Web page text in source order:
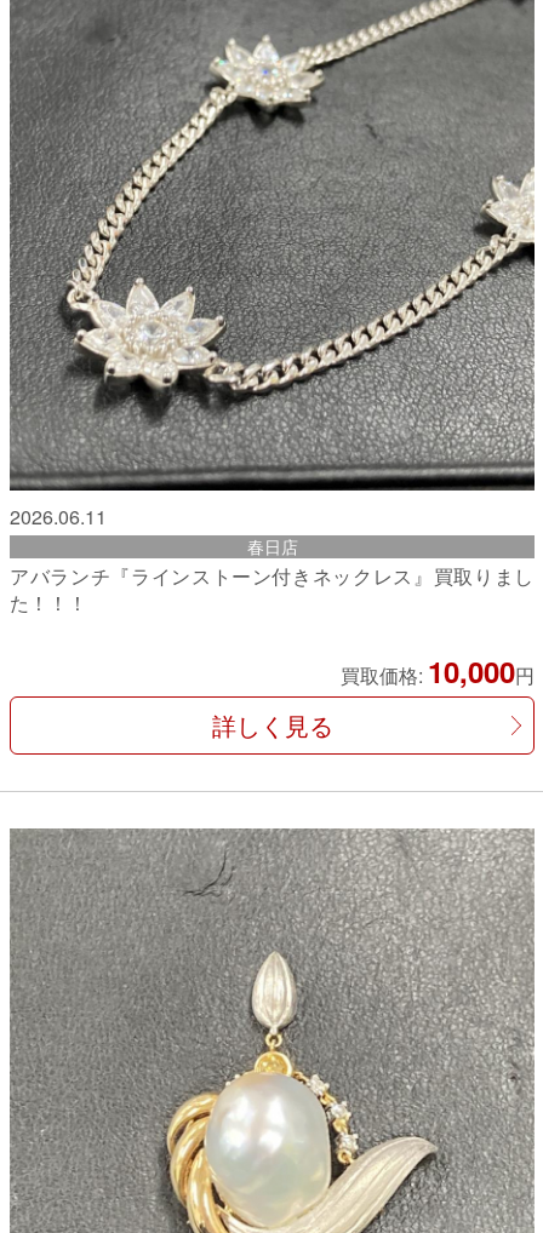
2026.06.11
春日店
アバランチ『ラインストーン付きネックレス』買取りまし
た！！！
買取価格: 10,000円
詳しく見る